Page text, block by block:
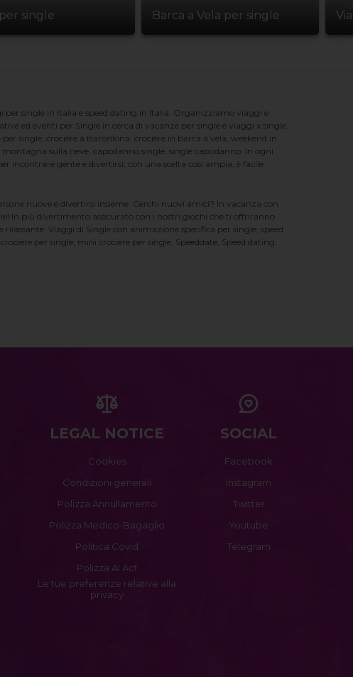
single Barca a Vela per single
single in Italia e speed dating in Italia. Organizziamo viaggi e
ed eventi per Single in cerca di vacanze per single e viaggi x single.
single, crociere a Barcellona, crociere in barca a vela, weekend in
sulla neve, capodanno single, single capodanno. In ogni
incontrare gente e divertirsi; con una scelta cosi ampia, è facile
nuove e divertirsi insieme. Cerchi nuovi amici? In vacanza con
In più divertimento assicurato con i nostri giochi che ti offriranno
Viaggi di Single con animazione specifica per single, speed
per single, mini crociere per single, Speeddate, Speed dating,
LEGAL NOTICE
Cookies
Condizioni generali
Polizza Annullamento
Polizza Medico-Bagaglio
Politica Covid
Polizza AI Act
Le tue preferenze relative alla
privacy
SOCIAL
Facebook
Instagram
Twitter
Youtube
Telegram